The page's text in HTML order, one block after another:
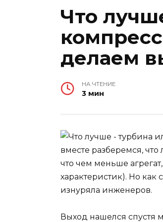
Что
делаем
НА ЧТЕНИЕ
3 мин
вместе разберемся,
что чем меньше
характеристик). Но как
изнуряла инженеров.
Выход нашелся спустя